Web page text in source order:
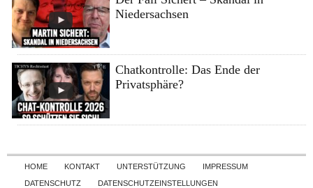
Niedersachsen
Chatkontrolle: Das Ende der
Privatsphäre?
Skip to content
HOME KONTAKT UNTERSTÜTZUNG
IMPRESSUM
DATENSCHUTZ
DATENSCHUTZEINSTELLUNGEN